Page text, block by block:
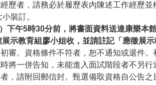
歷者，請務必於履歷表內陳述工作經歷並
裝訂。
下午5時30分前，將書面資料送達康樂本
示教育組廖小姐收，並請註記「應徵展示
審。資格條件不符者，恕不通知或退件。
將一併告知，未能進入面試階段者不另行
，請附回郵信封。甄選備取資格自公告之